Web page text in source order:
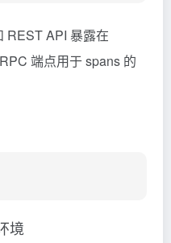
REST API 暴露在
端点用于 spans 的
境